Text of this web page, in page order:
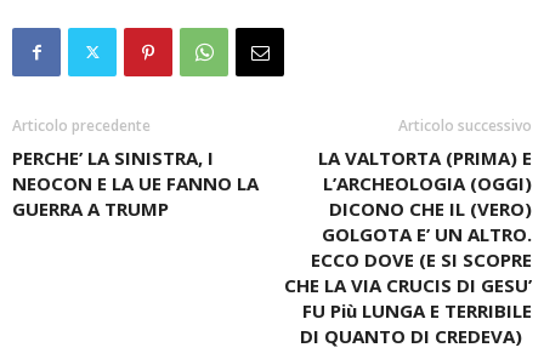
Articolo precedente
PERCHE’ LA SINISTRA, I
NEOCON E LA UE FANNO LA
GUERRA A TRUMP
Articolo successivo
LA VALTORTA (PRIMA) E
L’ARCHEOLOGIA (OGGI)
DICONO CHE IL (VERO)
GOLGOTA E’ UN ALTRO.
ECCO DOVE (E SI SCOPRE
CHE LA VIA CRUCIS DI GESU’
FU Più LUNGA E TERRIBILE
DI QUANTO DI CREDEVA)